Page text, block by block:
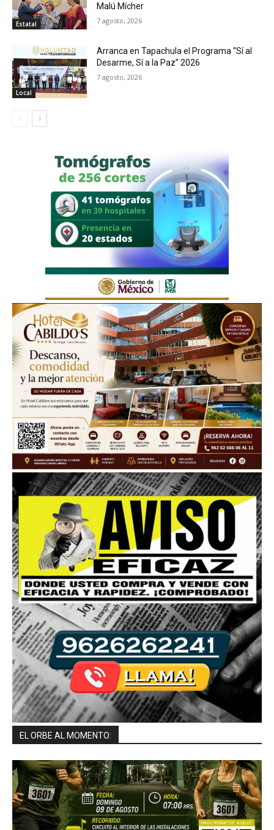
Estatal
Malú Mícher
7 agosto, 2026
Local
Arranca en Tapachula el Programa “Sí al
Desarme, Sí a la Paz” 2026
7 agosto, 2026
EL ORBE AL MOMENTO: